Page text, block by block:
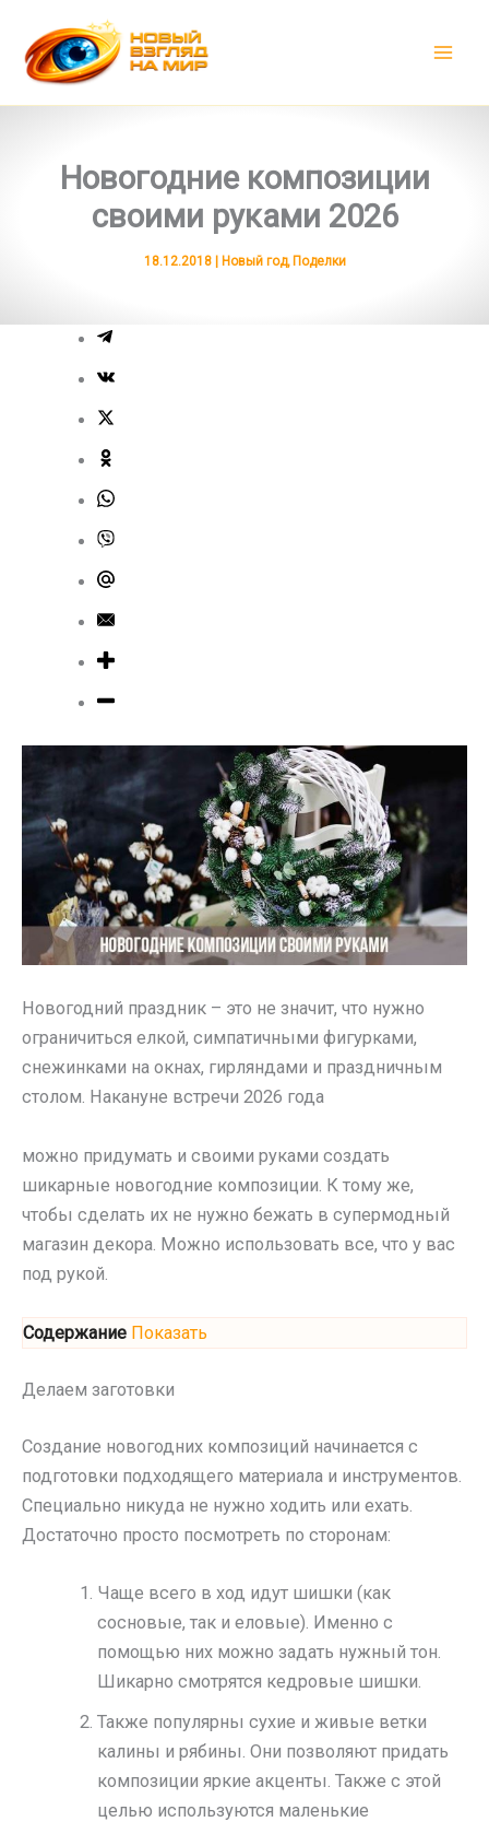
содержимому
Новогодние композиции
своими руками 2026
18.12.2018 | Новый год, Поделки
Новогодний праздник – это не значит, что нужно
ограничиться елкой, симпатичными фигурками,
снежинками на окнах, гирляндами и праздничным
столом. Накануне встречи 2026 года
можно придумать и своими руками создать
шикарные новогодние композиции. К тому же,
чтобы сделать их не нужно бежать в супермодный
магазин декора. Можно использовать все, что у вас
под рукой.
Содержание Показать
Делаем заготовки
Создание новогодних композиций начинается с
подготовки подходящего материала и инструментов.
Специально никуда не нужно ходить или ехать.
Достаточно просто посмотреть по сторонам:
Чаще всего в ход идут шишки (как
сосновые, так и еловые). Именно с
помощью них можно задать нужный тон.
Шикарно смотрятся кедровые шишки.
Также популярны сухие и живые ветки
калины и рябины. Они позволяют придать
композиции яркие акценты. Также с этой
целью используются маленькие